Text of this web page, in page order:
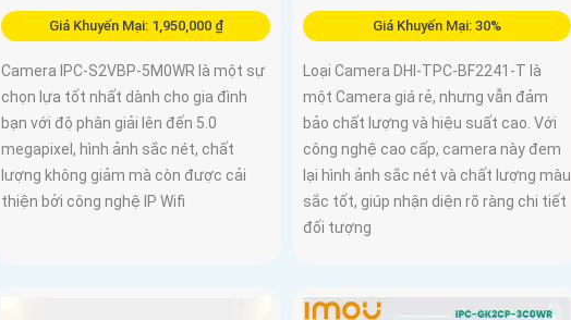
Giá Khuyến Mại: 1,950,000 ₫
Camera IPC-S2VBP-5M0WR là một sự
chọn lựa tốt nhất dành cho gia đình
bạn với độ phân giải lên đến 5.0
megapixel, hình ảnh sắc nét, chất
lượng không giảm mà còn được cải
thiện bởi công nghệ IP Wifi
Giá Khuyến Mại: 30%
Loại Camera DHI-TPC-BF2241-T là
một Camera giá rẻ, nhưng vẫn đảm
bảo chất lượng và hiệu suất cao. Với
công nghệ cao cấp, camera này đem
lại hình ảnh sắc nét và chất lượng màu
sắc tốt, giúp nhận diện rõ ràng chi tiết
đối tượng